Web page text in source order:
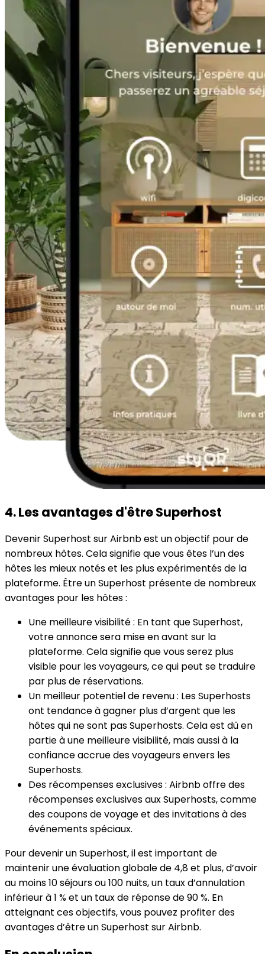
4. Les avantages d'être Superhost
Devenir Superhost sur Airbnb est un objectif pour de
nombreux hôtes. Cela signifie que vous êtes l’un des
hôtes les mieux notés et les plus expérimentés de la
plateforme. Être un Superhost présente de nombreux
avantages pour les hôtes :
Une meilleure visibilité : En tant que Superhost,
votre annonce sera mise en avant sur la
plateforme. Cela signifie que vous serez plus
visible pour les voyageurs, ce qui peut se traduire
par plus de réservations.
Un meilleur potentiel de revenu : Les Superhosts
ont tendance à gagner plus d’argent que les
hôtes qui ne sont pas Superhosts. Cela est dû en
partie à une meilleure visibilité, mais aussi à la
confiance accrue des voyageurs envers les
Superhosts.
Des récompenses exclusives : Airbnb offre des
récompenses exclusives aux Superhosts, comme
des coupons de voyage et des invitations à des
événements spéciaux.
Pour devenir un Superhost, il est important de
maintenir une évaluation globale de 4,8 et plus, d’avoir
au moins 10 séjours ou 100 nuits, un taux d’annulation
inférieur à 1 % et un taux de réponse de 90 %. En
atteignant ces objectifs, vous pouvez profiter des
avantages d’être un Superhost sur Airbnb.